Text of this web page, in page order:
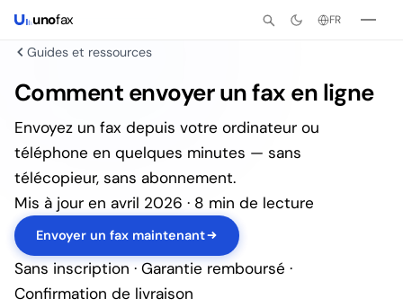
unofax FR
Guides et ressources
Comment envoyer un fax en ligne
Envoyez un fax depuis votre ordinateur ou
téléphone en quelques minutes — sans
télécopieur, sans abonnement.
Mis à jour en avril 2026 · 8 min de lecture
Envoyer un fax maintenant
Sans inscription · Garantie remboursé ·
Confirmation de livraison